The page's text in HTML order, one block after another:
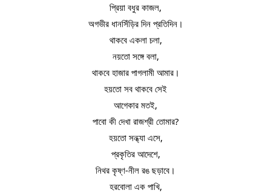
প্রিয়া বধুর কাজল,
অগভীর ধানসিঁড়ির দিন প্রতিদিন।
থাকবে একলা চলা,
নয়তো সঙ্গে বলা,
থাকবে হাজার পাগলামী আমার।
হয়তো সব থাকবে সেই
আগেকার মতই,
পাবো কী দেখা রাজশ্রী তোমার?
হয়তো সন্ধ্যা এসে,
প্রকৃতির আদেশে,
নিথর কৃষ্ণ-নীল রঙ ছড়াবে।
হরবোলা এক পাখি,